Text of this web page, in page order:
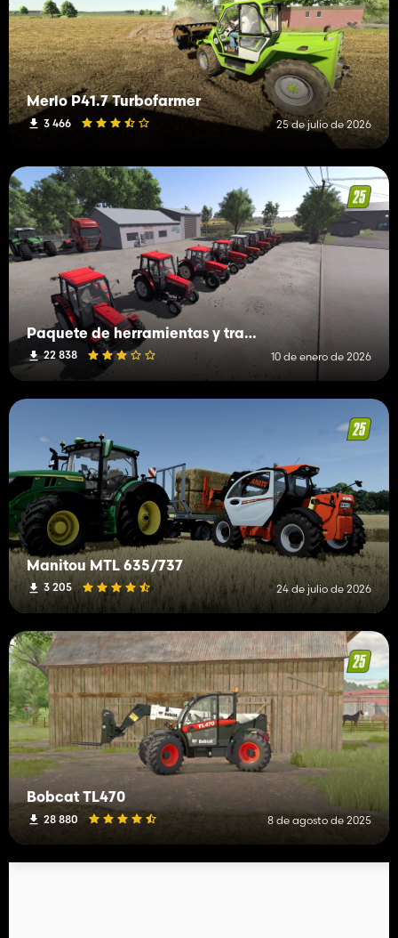
Merlo P41.7 Turbofarmer
3 466 25 de julio de 2026
Paquete de herramientas y tractores polacos
22 838 10 de enero de 2026
Manitou MTL 635/737
3 205 24 de julio de 2026
Bobcat TL470
28 880 8 de agosto de 2025